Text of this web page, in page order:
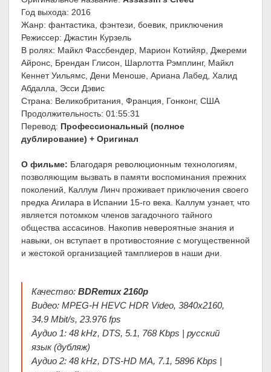
Год выхода: 2016
Жанр: фантастика, фэнтези, боевик, приключения
Режиссер: Джастин Курзель
В ролях: Майкл Фассбендер, Марион Котийяр, Джереми
Айронс, Брендан Глисон, Шарлотта Рэмплинг, Майкл
Кеннет Уильямс, Дени Меноше, Ариана Лабед, Халид
Абдалла, Эсси Дэвис
Страна: Великобритания, Франция, Гонконг, США
Продолжительность: 01:55:31
Перевод: Профессиональный (полное
дублирование) + Оригинал
О фильме: Благодаря революционным технологиям,
позволяющим вызвать в памяти воспоминания прежних
поколений, Каллум Линч проживает приключения своего
предка Агилара в Испании 15-го века. Каллум узнает, что
является потомком членов загадочного тайного
общества ассасинов. Накопив невероятные знания и
навыки, он вступает в противостояние с могущественной
и жестокой организацией тамплиеров в наши дни.
Качество:BDRemux 2160p
Видео: MPEG-H HEVC HDR Video, 3840x2160,
34.9 Mbit/s, 23.976 fps
Аудио 1: 48 kHz, DTS, 5.1, 768 Kbps | русский
язык (дубляж)
Аудио 2: 48 kHz, DTS-HD MA, 7.1, 5896 Kbps |